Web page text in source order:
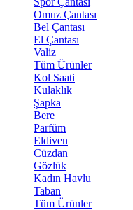
Omuz Çantası
Bel Çantası
El Çantası
Valiz
Tüm Ürünler
Kol Saati
Kulaklık
Şapka
Bere
Parfüm
Eldiven
Cüzdan
Gözlük
Kadın Havlu
Taban
Tüm Ürünler